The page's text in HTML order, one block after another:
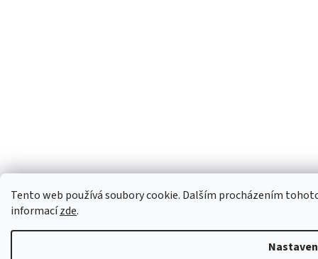
Tento web používá soubory cookie. Dalším procházením
informacízde.